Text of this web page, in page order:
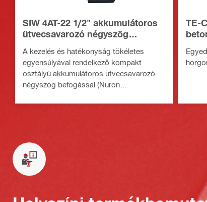
SIW 4AT-22 1/2" akkumulátoros
ütvecsavarozó négyszög
A kezelés és hatékonyság tökéletes
egyensúlyával rendelkező kompakt
osztályú akkumulátoros ütvecsavarozó
négyszög befogással (Nuron
TE-